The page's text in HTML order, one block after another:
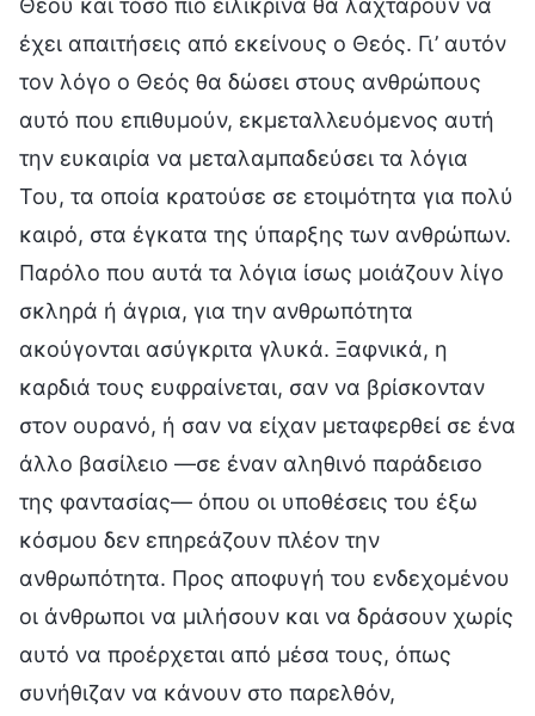
έχει απαιτήσεις από εκείνους ο Θεός. Γι’ αυτόν
τον λόγο ο Θεός θα δώσει στους ανθρώπους
αυτό που επιθυμούν, εκμεταλλευόμενος αυτή
την ευκαιρία να μεταλαμπαδεύσει τα λόγια
Του, τα οποία κρατούσε σε ετοιμότητα για πολύ
καιρό, στα έγκατα της ύπαρξης των ανθρώπων.
Παρόλο που αυτά τα λόγια ίσως μοιάζουν λίγο
σκληρά ή άγρια, για την ανθρωπότητα
ακούγονται ασύγκριτα γλυκά. Ξαφνικά, η
καρδιά τους ευφραίνεται, σαν να βρίσκονταν
στον ουρανό, ή σαν να είχαν μεταφερθεί σε ένα
άλλο βασίλειο —σε έναν αληθινό παράδεισο
της φαντασίας— όπου οι υποθέσεις του έξω
κόσμου δεν επηρεάζουν πλέον την
ανθρωπότητα. Προς αποφυγή του ενδεχομένου
οι άνθρωποι να μιλήσουν και να δράσουν χωρίς
αυτό να προέρχεται από μέσα τους, όπως
συνήθιζαν να κάνουν στο παρελθόν,